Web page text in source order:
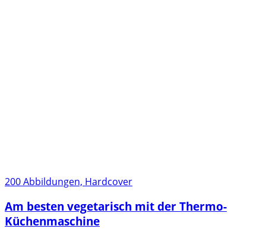
200 Abbildungen, Hardcover
Am besten vegetarisch mit der Thermo-
Küchenmaschine